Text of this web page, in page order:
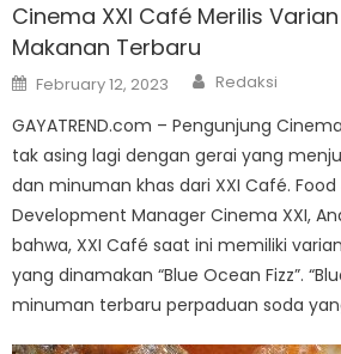
Cinema XXI Café Merilis
Makanan Terbaru
Posted
on
February 12, 2023 Author
Redaksi
GAYATREND.com – Pengunjung
tak asing lagi dengan gerai yang
dan minuman khas dari XXI Café. Food
Development Manager Cinema XXI,
bahwa, XXI Café saat ini memiliki
yang dinamakan “Blue Ocean Fizz”.
minuman terbaru perpaduan soda